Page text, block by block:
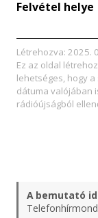
Felvétel helye
Létrehozva: 2025.
Ez az oldal
lehetséges, hogy
dátuma valójában
rádióújságból
A bemutató